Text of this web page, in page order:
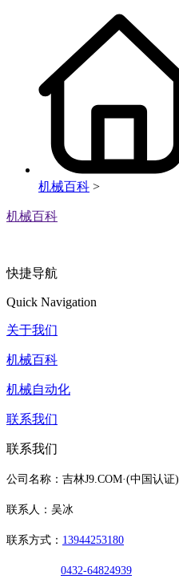
机械百科 >
机械百科
快捷导航
Quick Navigation
关于我们
机械百科
机械自动化
联系我们
联系我们
公司名称：吉林J9.COM·(中国认
联系人：吴冰
联系方式： 13944253180
0432-64824939